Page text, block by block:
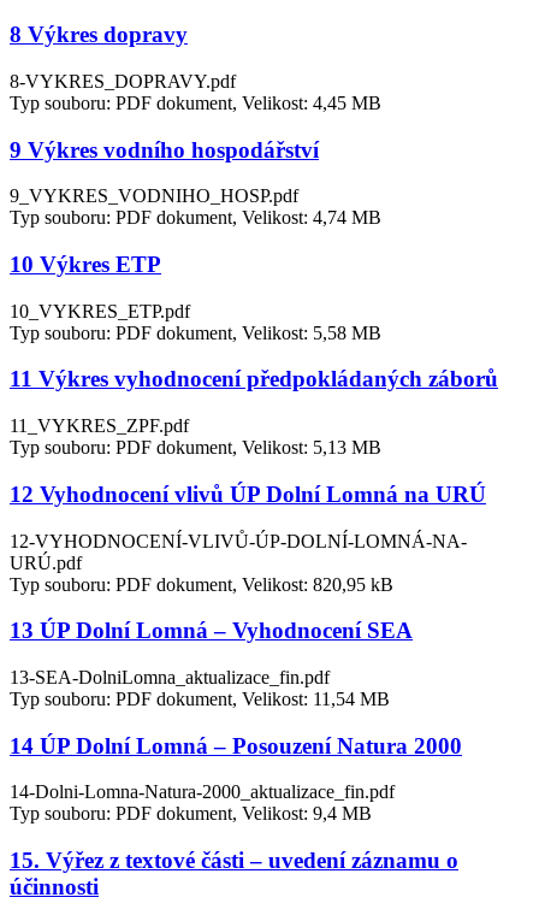
8 Výkres dopravy
8-VYKRES_DOPRAVY.pdf
Typ souboru: PDF dokument, Velikost: 4,45 MB
9 Výkres vodního hospodářství
9_VYKRES_VODNIHO_HOSP.pdf
Typ souboru: PDF dokument, Velikost: 4,74 MB
10 Výkres ETP
10_VYKRES_ETP.pdf
Typ souboru: PDF dokument, Velikost: 5,58 MB
11 Výkres vyhodnocení předpokládaných záborů
11_VYKRES_ZPF.pdf
Typ souboru: PDF dokument, Velikost: 5,13 MB
12 Vyhodnocení vlivů ÚP Dolní Lomná na URÚ
12-VYHODNOCENÍ-VLIVŮ-ÚP-DOLNÍ-LOMNÁ-NA-
URÚ.pdf
Typ souboru: PDF dokument, Velikost: 820,95 kB
13 ÚP Dolní Lomná – Vyhodnocení SEA
13-SEA-DolniLomna_aktualizace_fin.pdf
Typ souboru: PDF dokument, Velikost: 11,54 MB
14 ÚP Dolní Lomná – Posouzení Natura 2000
14-Dolni-Lomna-Natura-2000_aktualizace_fin.pdf
Typ souboru: PDF dokument, Velikost: 9,4 MB
15. Výřez z textové části – uvedení záznamu o
účinnosti